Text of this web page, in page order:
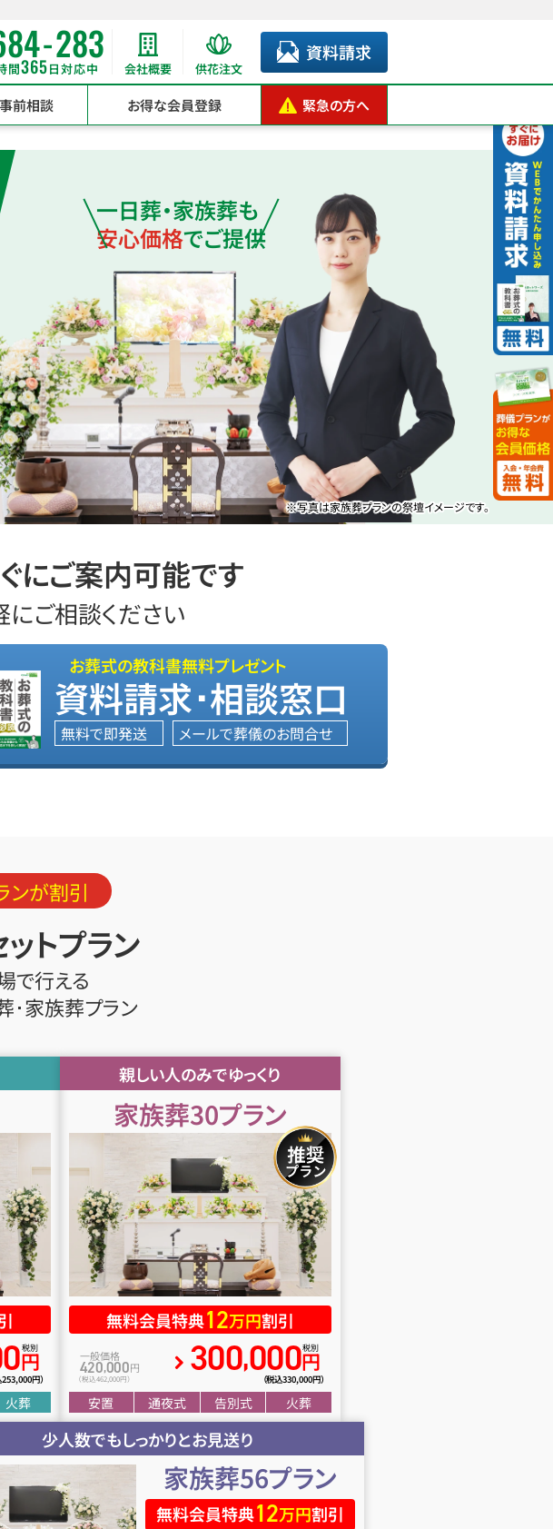
-283
間365日対応中 会社概要 供花注文
資料請求
事前相談 お得な会員登録 緊急の方へ
一日葬・家族葬も
安心価格でご提供
※写真は家族葬プランの祭壇イメージです。
にご案内可能です
ご相談ください
お葬式の教科書無料プレゼント
資料請求･相談窓口
無料で即発送 メールで葬儀のお問合せ
ンが割引
トプラン
で行える
･家族葬プラン
円
税別
253,000円）
火葬
親しい人のみでゆっくり
家族葬30プラン
無料会員特典12万円割引
一般価格
420,000円
（税込462,000円） 300,000円
税別
（税込330,000円）
安置 通夜式 告別式 火葬
少人数でもしっかりとお見送り
家族葬56プラン
無料会員特典12万円割引